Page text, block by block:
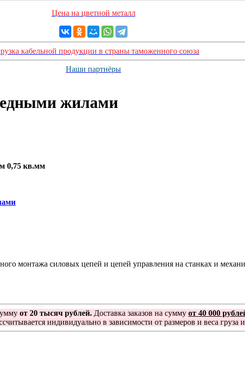
Цена на цветной металл
кабельной продукции в страны таможенного союза
Наши партнёры
жилами
0,75 кв.мм
монтажа силовых цепей и цепей управления на станках и
от 20 тысяч рублей. Доставка заказов на сумму от 40 000
индивидуально в зависимости от размеров и веса груза